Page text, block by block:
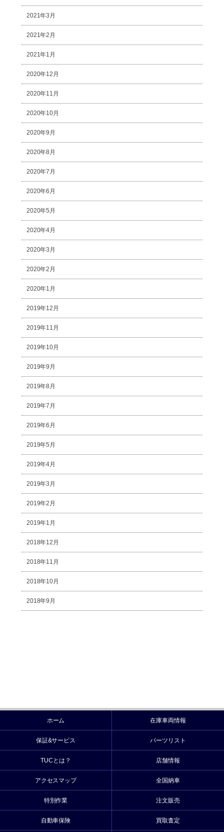
2021年3月
2021年2月
2021年1月
2020年12月
2020年11月
2020年10月
2020年9月
2020年8月
2020年7月
2020年6月
2020年5月
2020年4月
2020年3月
2020年2月
2020年1月
2019年12月
2019年11月
2019年10月
2019年9月
2019年8月
2019年7月
2019年6月
2019年5月
2019年4月
2019年3月
2019年2月
2019年1月
2018年12月
2018年11月
2018年10月
2018年9月
ホーム 在庫車両情報
保証&サービス パーツリスト
TUCとは？ 店舗情報
アクセスマップ 全国納車
特別作業 注文販売
自動車保険 買取査定